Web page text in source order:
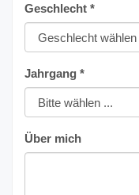
Geschlecht *
Jahrgang *
Über mich